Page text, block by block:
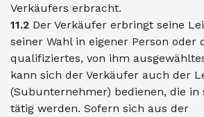
Verkäufers erbracht.
11.2 Der Verkäufer erbringt seine
seiner Wahl in eigener Person oder
qualifiziertes, von ihm
kann sich der Verkäufer auch der
(Subunternehmer) bedienen, die in
tätig werden. Sofern sich aus der